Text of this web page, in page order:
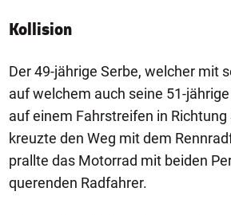
Kollision
Der 49-jährige Serbe, welcher mit
auf welchem auch seine 51-
auf einem Fahrstreifen in Richtung
kreuzte den Weg mit dem
prallte das Motorrad mit beiden
querenden Radfahrer.